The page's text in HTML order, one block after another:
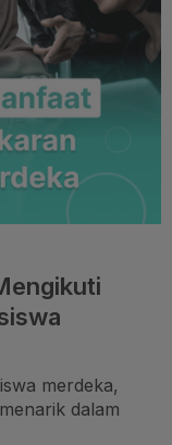
merdeka,
dalam